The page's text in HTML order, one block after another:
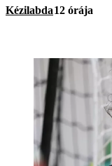
Kézilabda12 órája